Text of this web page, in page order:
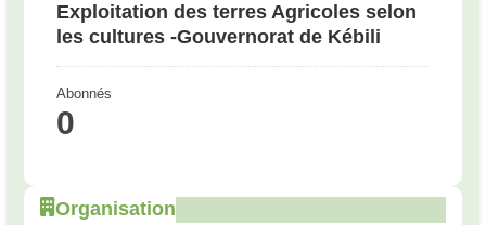
Exploitation des terres Agricoles selon
les cultures -Gouvernorat de Kébili
Abonnés
0
Organisation